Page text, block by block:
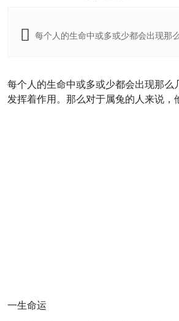
每个人的生命中或多或少都会出现那
每个人的生命中或多或少都会出现那
发挥着作用。那么对于属兔的人来说
一生命运